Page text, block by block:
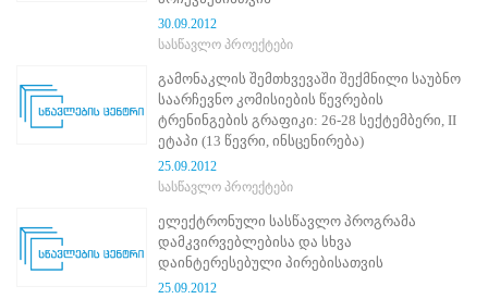
სერტიფიცირება
30.09.2012
სასწავლო პროექტები
გამონაკლის შემთხვევაში შექმნილი საუბნო
საარჩევნო კომისიების წევრების
ტრენინგების გრაფიკი: 26-28 სექტემბერი, II
ეტაპი (13 წევრი, ინსცენირება)
25.09.2012
სასწავლო პროექტები
ელექტრონული სასწავლო პროგრამა
დამკვირვებლებისა და სხვა
დაინტერესებული პირებისათვის
25.09.2012